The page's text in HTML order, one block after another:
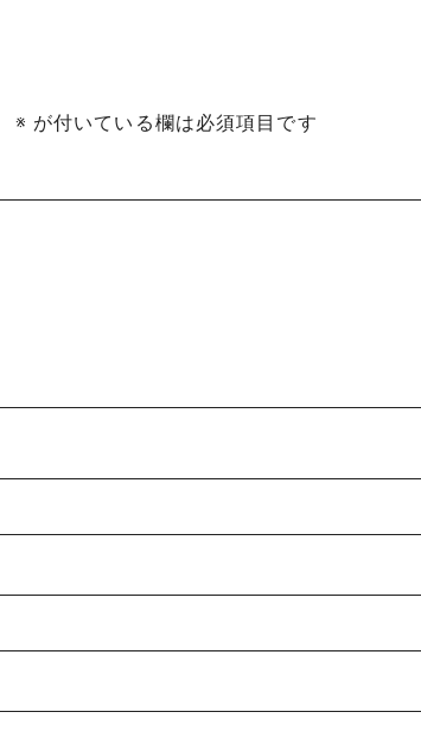
※ が付いている欄は必須項目です